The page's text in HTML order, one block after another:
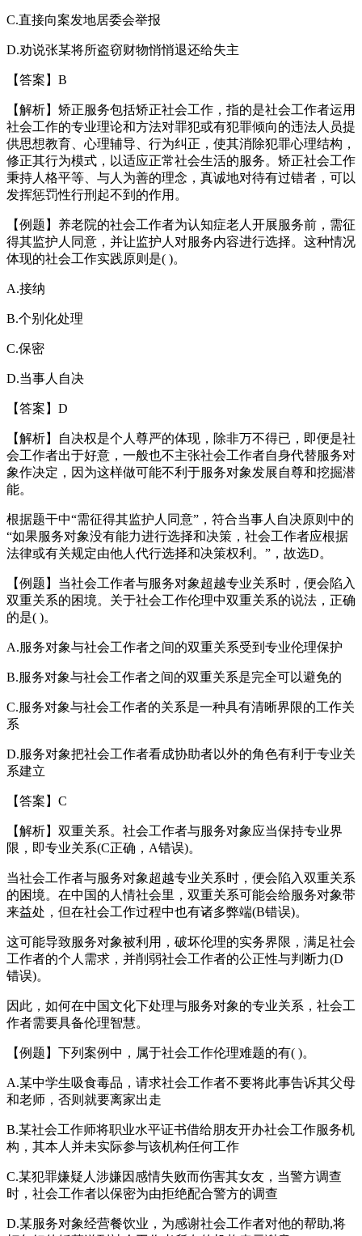
C.直接向案发地居委会举报
D.劝说张某将所盗窃财物悄悄退还给失主
【答案】B
【解析】矫正服务包括矫正社会工作，指的是社会工作者运用
社会工作的专业理论和方法对罪犯或有犯罪倾向的违法人员提
供思想教育、心理辅导、行为纠正，使其消除犯罪心理结构，
修正其行为模式，以适应正常社会生活的服务。矫正社会工作
秉持人格平等、与人为善的理念，真诚地对待有过错者，可以
发挥惩罚性行刑起不到的作用。
【例题】养老院的社会工作者为认知症老人开展服务前，需征
得其监护人同意，并让监护人对服务内容进行选择。这种情况
体现的社会工作实践原则是( )。
A.接纳
B.个别化处理
C.保密
D.当事人自决
【答案】D
【解析】自决权是个人尊严的体现，除非万不得已，即便是社
会工作者出于好意，一般也不主张社会工作者自身代替服务对
象作决定，因为这样做可能不利于服务对象发展自尊和挖掘潜
能。
根据题干中“需征得其监护人同意”，符合当事人自决原则中的
“如果服务对象没有能力进行选择和决策，社会工作者应根据
法律或有关规定由他人代行选择和决策权利。”，故选D。
【例题】当社会工作者与服务对象超越专业关系时，便会陷入
双重关系的困境。关于社会工作伦理中双重关系的说法，正确
的是( )。
A.服务对象与社会工作者之间的双重关系受到专业伦理保护
B.服务对象与社会工作者之间的双重关系是完全可以避免的
C.服务对象与社会工作者的关系是一种具有清晰界限的工作关
系
D.服务对象把社会工作者看成协助者以外的角色有利于专业关
系建立
【答案】C
【解析】双重关系。社会工作者与服务对象应当保持专业界
限，即专业关系(C正确，A错误)。
当社会工作者与服务对象超越专业关系时，便会陷入双重关系
的困境。在中国的人情社会里，双重关系可能会给服务对象带
来益处，但在社会工作过程中也有诸多弊端(B错误)。
这可能导致服务对象被利用，破坏伦理的实务界限，满足社会
工作者的个人需求，并削弱社会工作者的公正性与判断力(D
错误)。
因此，如何在中国文化下处理与服务对象的专业关系，社会工
作者需要具备伦理智慧。
【例题】下列案例中，属于社会工作伦理难题的有( )。
A.某中学生吸食毒品，请求社会工作者不要将此事告诉其父母
和老师，否则就要离家出走
B.某社会工作师将职业水平证书借给朋友开办社会工作服务机
构，其本人并未实际参与该机构任何工作
C.某犯罪嫌疑人涉嫌因感情失败而伤害其女友，当警方调查
时，社会工作者以保密为由拒绝配合警方的调查
D.某服务对象经营餐饮业，为感谢社会工作者对他的帮助,将